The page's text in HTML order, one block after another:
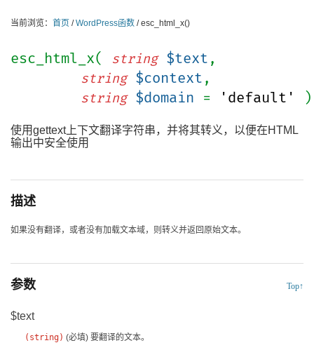
当前浏览： 首页 /WordPress函数 / esc_html_x()
esc_html_x( string $text ,
string $context ,
string $domain = 'default' )
使用gettext上下文翻译字符串，并将其转义，以便在HTML
输出中安全使用
描述
如果没有翻译，或者没有加载文本域，则转义并返回原始文本。
参数 Top↑
$text
( string) (必填) 要翻译的文本。